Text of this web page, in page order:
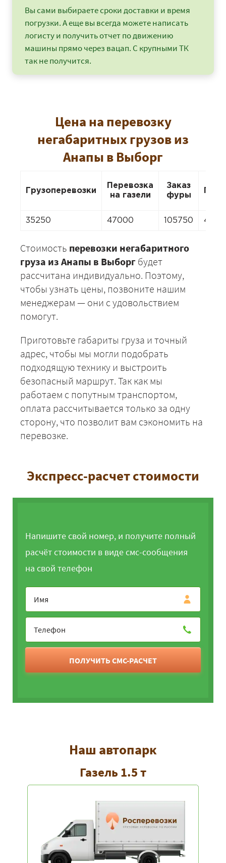
Вы сами выбираете сроки доставки и время
погрузки. А еще вы всегда можете написать
логисту и получить отчет по движению
машины прямо через вацап. С крупными ТК
так не получится.
Цена на перевозку
негабаритных грузов из
Анапы в Выборг
Грузоперевозки
Перевозка
на газели
Заказ
фуры
35250 47000 105750
Стоимость перевозки негабаритного
груза из Анапы в Выборг будет
рассчитана индивидуально. Поэтому,
чтобы узнать цены, позвоните нашим
менеджерам — они с удовольствием
помогут.
Приготовьте габариты груза и точный
адрес, чтобы мы могли подобрать
подходящую технику и выстроить
безопасный маршрут. Так как мы
работаем с попутным транспортом,
оплата рассчитывается только за одну
сторону, что позволит вам сэкономить на
перевозке.
Экспресс-расчет стоимости
Напишите свой номер, и получите полный
расчёт стоимости в виде смс-сообщения
на свой телефон
ПОЛУЧИТЬ СМС-РАСЧЕТ
Наш автопарк
Газель 1.5 т